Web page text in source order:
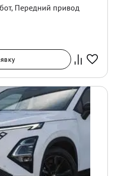
, Передний привод